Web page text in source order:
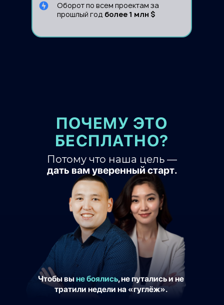
Оборот по всем проектам за
прошлый год более 1 млн $
ПОЧЕМУ ЭТО
БЕСПЛАТНО?
Чтобы вы не боялись, не путались и не
тратили недели на «гуглёж».
Потому что наша цель —
дать вам уверенный старт.